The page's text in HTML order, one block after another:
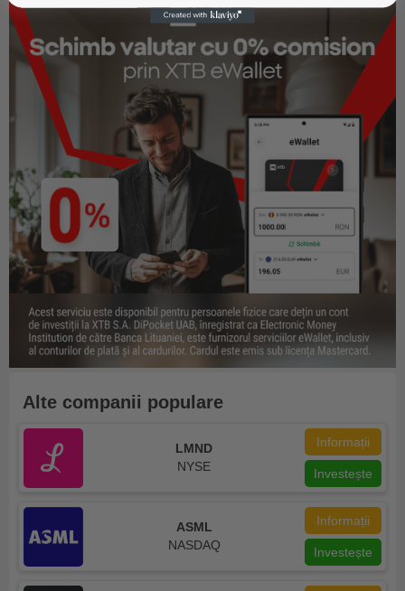
Alte companii populare
LMND
NYSE
Informații
Investește
ASML
NASDAQ
Informații
Investește